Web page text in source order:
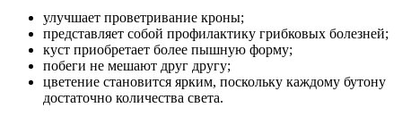
улучшает проветривание кроны;
представляет собой профилактику грибковых болезней;
куст приобретает более пышную форму;
побеги не мешают друг другу;
цветение становится ярким, поскольку каждому бутону
достаточно количества света.